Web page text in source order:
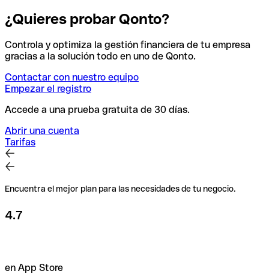
¿Quieres probar Qonto?
Controla y optimiza la gestión financiera de tu empresa
gracias a la solución todo en uno de Qonto.
Contactar con nuestro equipo
Empezar el registro
Accede a una prueba gratuita de 30 días.
Abrir una cuenta
Tarifas
Encuentra el mejor plan para las necesidades de tu negocio.
4.7
en App Store